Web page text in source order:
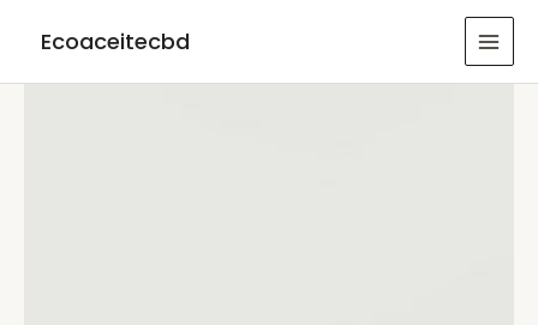
Ecoaceitecbd